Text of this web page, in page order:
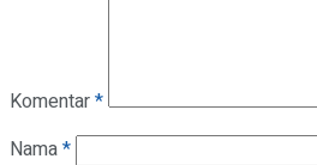
Komentar*
Nama*